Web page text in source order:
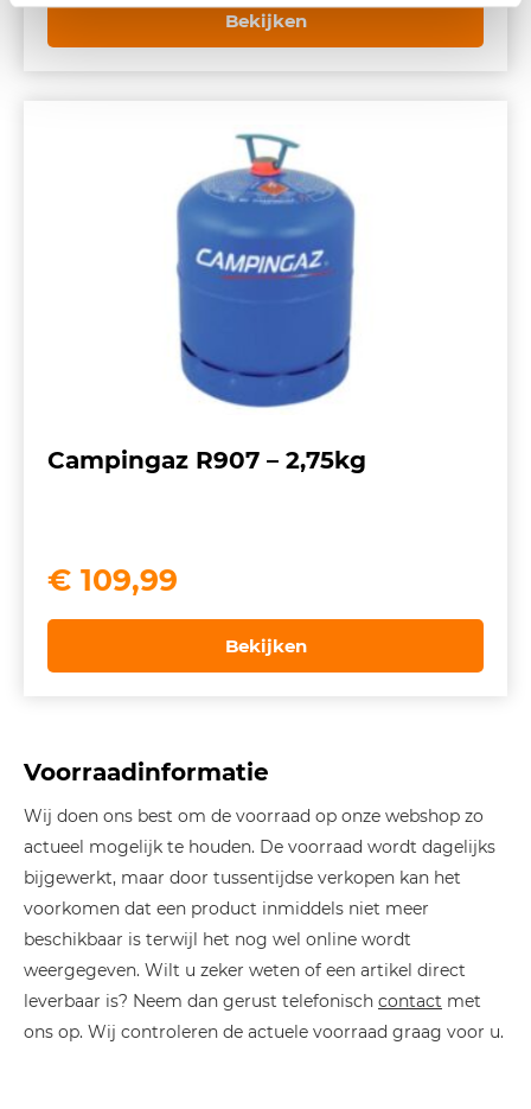
Bekijken
Campingaz R907 – 2,75kg
€ 109,99
Bekijken
Voorraadinformatie
Wij doen ons best om de voorraad op onze webshop zo
actueel mogelijk te houden. De voorraad wordt dagelijks
bijgewerkt, maar door tussentijdse verkopen kan het
voorkomen dat een product inmiddels niet meer
beschikbaar is terwijl het nog wel online wordt
weergegeven. Wilt u zeker weten of een artikel direct
leverbaar is? Neem dan gerust telefonisch contact met
ons op. Wij controleren de actuele voorraad graag voor u.